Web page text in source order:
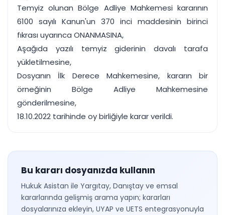
Temyiz olunan Bölge Adliye Mahkemesi kararının
6100 sayılı Kanun'un 370 inci maddesinin birinci
fıkrası uyarınca ONANMASINA,
Aşağıda yazılı temyiz giderinin davalı tarafa
yükletilmesine,
Dosyanın İlk Derece Mahkemesine, kararın bir
örneğinin Bölge Adliye Mahkemesine
gönderilmesine,
18.10.2022 tarihinde oy birliğiyle karar verildi.
Bu kararı dosyanızda kullanın
Hukuk Asistan ile Yargıtay, Danıştay ve emsal
kararlarında gelişmiş arama yapın; kararları
dosyalarınıza ekleyin, UYAP ve UETS entegrasyonuyla